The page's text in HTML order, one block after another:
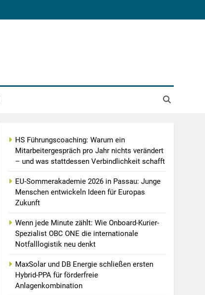
HS Führungscoaching: Warum ein
Mitarbeitergespräch pro Jahr nichts verändert
– und was stattdessen Verbindlichkeit schafft
EU-Sommerakademie 2026 in Passau: Junge
Menschen entwickeln Ideen für Europas
Zukunft
Wenn jede Minute zählt: Wie Onboard-Kurier-
Spezialist OBC ONE die internationale
Notfalllogistik neu denkt
MaxSolar und DB Energie schließen ersten
Hybrid-PPA für förderfreie
Anlagenkombination